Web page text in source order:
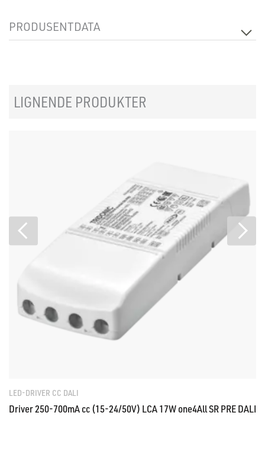
PRODUSENTDATA
LIGNENDE PRODUKTER
LED-DRIVER CC DALI
Driver 250-700mA cc (15-24/50V) LCA 17W one4All SR PRE DALI